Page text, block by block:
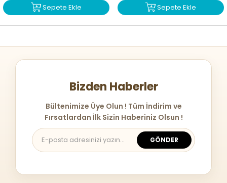
Sepete Ekle Sepete Ekle
Bizden Haberler
Bültenimize Üye Olun ! Tüm İndirim ve
Fırsatlardan İlk Sizin Haberiniz Olsun !
GÖNDER